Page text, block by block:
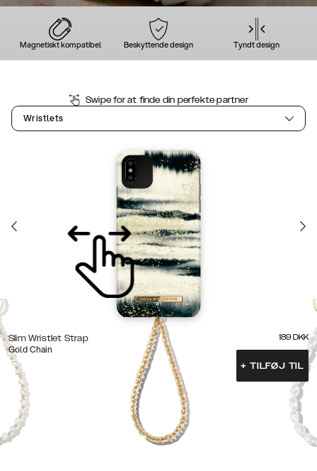
Magnetiskt kompatibel Beskyttende design Tyndt design
Swipe for at finde din perfekte partner
Wristlets
Slim Wristlet Strap
Gold Chain
189 DKK
+ TILFØJ TIL